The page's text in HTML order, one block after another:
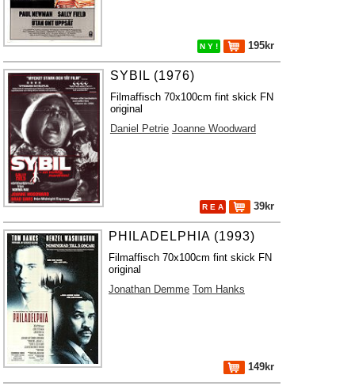
N Y ! 195kr
SYBIL (1976)
Filmaffisch 70x100cm fint skick FN
original
Daniel Petrie Joanne Woodward
R E A 39kr
PHILADELPHIA (1993)
Filmaffisch 70x100cm fint skick FN
original
Jonathan Demme Tom Hanks
149kr